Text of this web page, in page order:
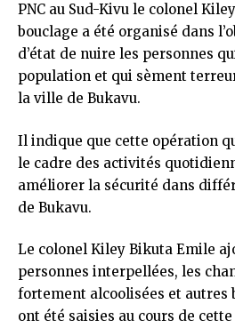
PNC au Sud-Kivu le colonel
bouclage a été organisé dans
d’état de nuire les personnes
population et qui sèment
la ville de Bukavu.
Il indique que cette opération
le cadre des activités
améliorer la sécurité dans
de Bukavu.
Le colonel Kiley Bikuta Emile
personnes interpellées, les
fortement alcoolisées et autres
ont été saisies au cours de